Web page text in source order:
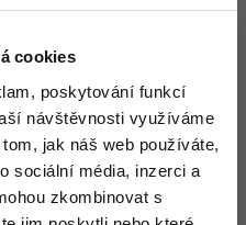
cookies
poskytování funkcí
návštěvnosti využíváme
jak náš web používáte,
sociální média, inzerci a
zkombinovat s
28.6.2013 13:00